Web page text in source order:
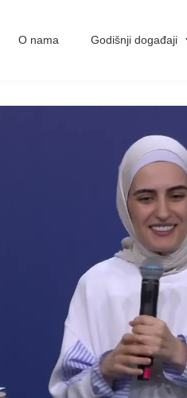
O nama Godišnji događaji